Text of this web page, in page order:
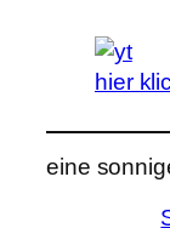
hier
eine